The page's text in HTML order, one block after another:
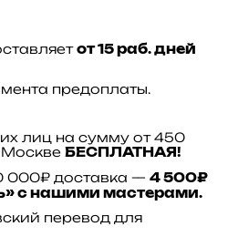
от 15 раб. дней
предоплаты.
лиц на сумму от 450
Москве БЕСПЛАТНАЯ!
000₽ доставка — 4 500₽
с нашими мастерами.
перевод для